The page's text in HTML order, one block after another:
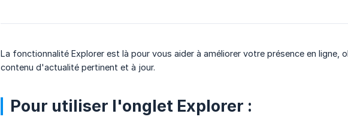
La fonctionnalité Explorer est là pour vous aider à améliorer votre présence en ligne,
contenu d'actualité pertinent et à jour.
Pour utiliser l'onglet Explorer :